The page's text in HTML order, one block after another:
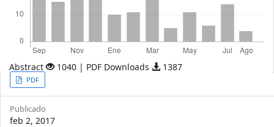
Abstract 1040 | PDF Downloads 1387
Article
Sidebar
PDF
Publicado
feb 2, 2017